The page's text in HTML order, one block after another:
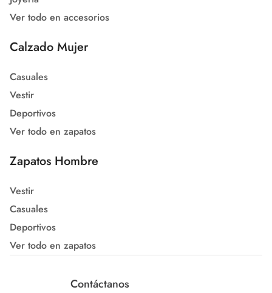
Ver todo en accesorios
Calzado Mujer
Casuales
Vestir
Deportivos
Ver todo en zapatos
Zapatos Hombre
Vestir
Casuales
Deportivos
Ver todo en zapatos
Contáctanos